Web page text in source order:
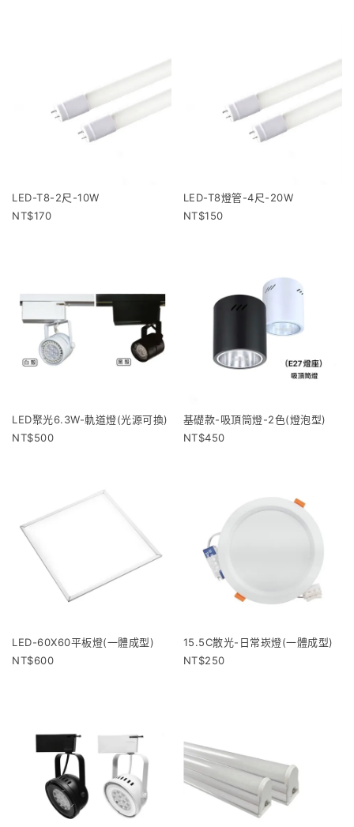
LED-T8-2尺-10W
170
LED-T8燈管-4尺-20W
150
LED聚光6.3W-軌道燈(光源可換)
500
基礎款-吸頂筒燈-2色(燈泡型)
450
LED-60X60平板燈(一體成型)
600
15.5C散光-日常崁燈(一體成型)
250